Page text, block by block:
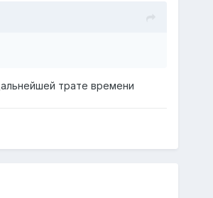
трате времени